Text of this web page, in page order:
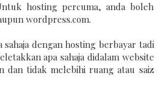
hosting percuma, anda boleh
wordpress.com.
dengan hosting berbayar tadi
apa sahaja didalam website
dan tidak melebihi ruang atau saiz